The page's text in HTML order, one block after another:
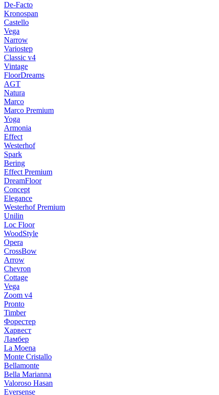
De-Facto
Kronospan
Castello
Vega
Narrow
Variostep
Classic v4
Vintage
FloorDreams
AGT
Natura
Marco
Marco Premium
Yoga
Armonia
Effect
Westerhof
Spark
Bering
Effect Premium
DreamFloor
Concept
Elegance
Westerhof Premium
Unilin
Loc Floor
WoodStyle
Opera
CrossBow
Arrow
Chevron
Cottage
Vega
Zoom v4
Pronto
Timber
Форестер
Харвест
Ламбер
La Moena
Monte Cristallo
Bellamonte
Bella Marianna
Valoroso Hasan
Eversense